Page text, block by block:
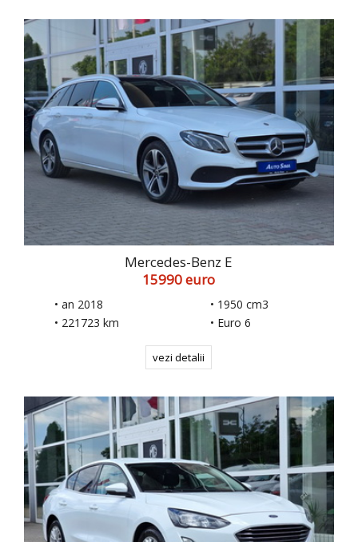
Mercedes-Benz E
15990 euro
• an 2018
• 221723 km
• 1950 cm3
• Euro 6
vezi detalii